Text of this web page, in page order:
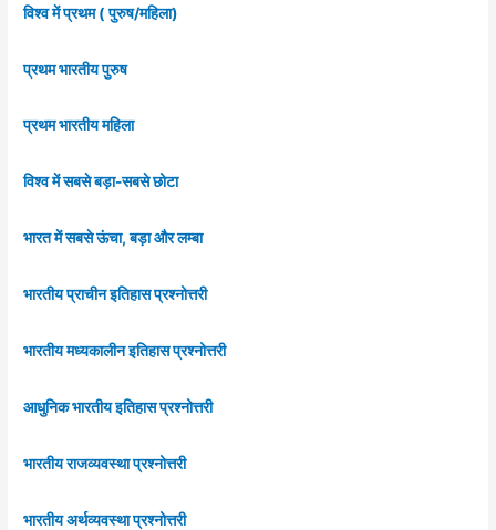
विश्व में प्रथम ( पुरुष/महिला)
प्रथम भारतीय पुरुष
प्रथम भारतीय महिला
विश्व में सबसे बड़ा-सबसे छोटा
भारत में सबसे ऊंचा, बड़ा और लम्बा
भारतीय प्राचीन इतिहास प्रश्नोत्तरी
भारतीय मध्यकालीन इतिहास प्रश्नोत्तरी
आधुनिक भारतीय इतिहास प्रश्नोत्तरी
भारतीय राजव्यवस्था प्रश्नोत्तरी
भारतीय अर्थव्यवस्था प्रश्नोत्तरी